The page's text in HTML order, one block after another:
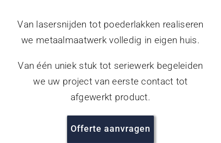
Van lasersnijden tot poederlakken realiseren
we metaalmaatwerk volledig in eigen huis.
Van één uniek stuk tot seriewerk begeleiden
we uw project van eerste contact tot
afgewerkt product.
Offerte aanvragen